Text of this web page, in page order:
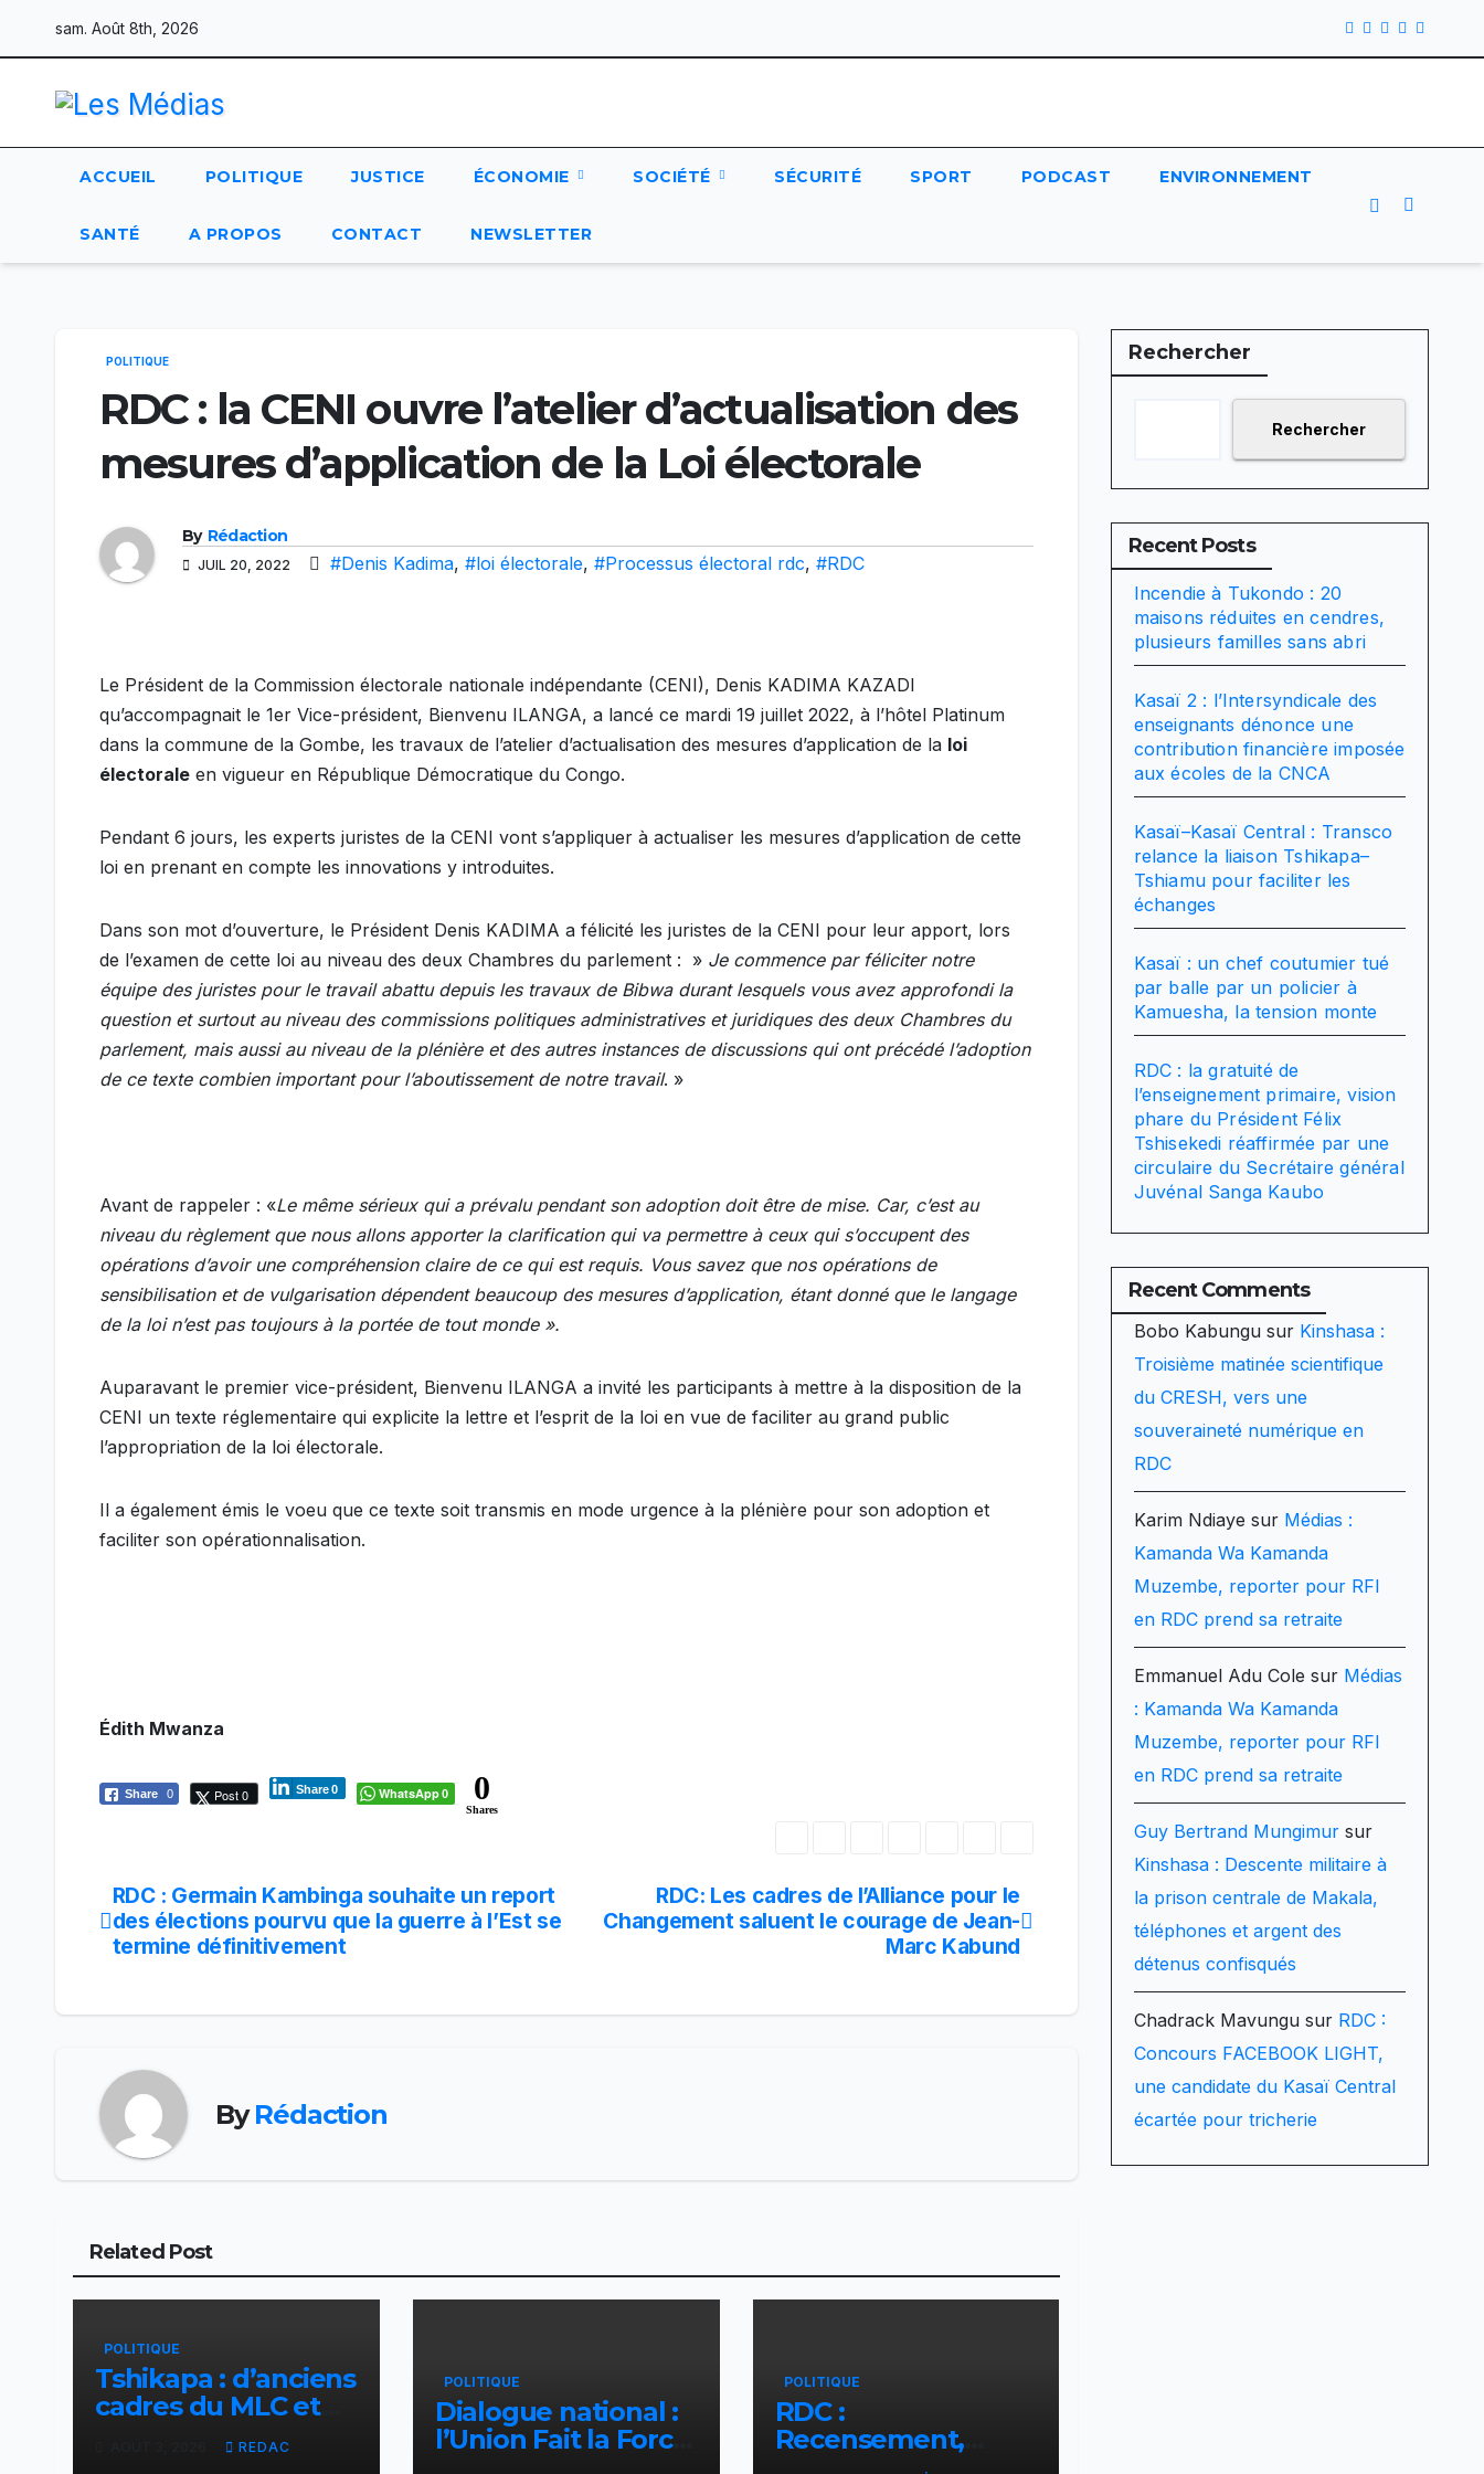
sam. Août 8th, 2026
ACCUEIL POLITIQUE JUSTICE ÉCONOMIE SOCIÉTÉ SÉCURITÉ SPORT PODCAST ENVIRONNEMENT
SANTÉ A PROPOS CONTACT NEWSLETTER
POLITIQUE
RDC : la CENI ouvre l’atelier d’actualisation des
mesures d’application de la Loi électorale
By Rédaction
JUIL 20, 2022 #Denis Kadima, #loi électorale, #Processus électoral rdc, #RDC
Le Président de la Commission électorale nationale indépendante (CENI), Denis KADIMA KAZADI
qu’accompagnait le 1er Vice-président, Bienvenu ILANGA, a lancé ce mardi 19 juillet 2022, à l’hôtel Platinum
dans la commune de la Gombe, les travaux de l’atelier d’actualisation des mesures d’application de la loi
électorale en vigueur en République Démocratique du Congo.
Pendant 6 jours, les experts juristes de la CENI vont s’appliquer à actualiser les mesures d’application de cette
loi en prenant en compte les innovations y introduites.
Dans son mot d’ouverture, le Président Denis KADIMA a félicité les juristes de la CENI pour leur apport, lors
de l’examen de cette loi au niveau des deux Chambres du parlement : » Je commence par féliciter notre
équipe des juristes pour le travail abattu depuis les travaux de Bibwa durant lesquels vous avez approfondi la
question et surtout au niveau des commissions politiques administratives et juridiques des deux Chambres du
parlement, mais aussi au niveau de la plénière et des autres instances de discussions qui ont précédé l’adoption
de ce texte combien important pour l’aboutissement de notre travail. »
Avant de rappeler : «Le même sérieux qui a prévalu pendant son adoption doit être de mise. Car, c’est au
niveau du règlement que nous allons apporter la clarification qui va permettre à ceux qui s’occupent des
opérations d’avoir une compréhension claire de ce qui est requis. Vous savez que nos opérations de
sensibilisation et de vulgarisation dépendent beaucoup des mesures d’application, étant donné que le langage
de la loi n’est pas toujours à la portée de tout monde ».
Auparavant le premier vice-président, Bienvenu ILANGA a invité les participants à mettre à la disposition de la
CENI un texte réglementaire qui explicite la lettre et l’esprit de la loi en vue de faciliter au grand public
l’appropriation de la loi électorale.
Il a également émis le voeu que ce texte soit transmis en mode urgence à la plénière pour son adoption et
faciliter son opérationnalisation.
Édith Mwanza
Share 0 Post 0 Share0 WhatsApp0 0
Shares
Navigation
de
RDC: Les cadres de l’Alliance pour le
Changement saluent le courage de Jean-
Marc Kabund
RDC : Germain Kambinga souhaite un report
des élections pourvu que la guerre à l’Est se
termine définitivement
ByRédaction
Related Post
POLITIQUE
Tshikapa : d’anciens
cadres du MLC et
de CAAC rallient la
Dynamique pour la
REDAC
POLITIQUE
Dialogue national :
l’Union Fait la Force
soutient l’initiative
POLITIQUE
RDC :
Recensement,
l’ONU rassure sur le
Rechercher
Rechercher
Recent Posts
Incendie à Tukondo : 20
maisons réduites en cendres,
plusieurs familles sans abri
Kasaï 2 : l’Intersyndicale des
enseignants dénonce une
contribution financière imposée
aux écoles de la CNCA
Kasaï–Kasaï Central : Transco
relance la liaison Tshikapa–
Tshiamu pour faciliter les
échanges
Kasaï : un chef coutumier tué
par balle par un policier à
Kamuesha, la tension monte
RDC : la gratuité de
l’enseignement primaire, vision
phare du Président Félix
Tshisekedi réaffirmée par une
circulaire du Secrétaire général
Juvénal Sanga Kaubo
Recent Comments
Bobo Kabungusur Kinshasa :
Troisième matinée scientifique
du CRESH, vers une
souveraineté numérique en
RDC
Karim Ndiaye sur Médias :
Kamanda Wa Kamanda
Muzembe, reporter pour RFI
en RDC prend sa retraite
Emmanuel Adu Cole sur Médias
: Kamanda Wa Kamanda
Muzembe, reporter pour RFI
en RDC prend sa retraite
Guy Bertrand Mungimursur
Kinshasa : Descente militaire à
la prison centrale de Makala,
téléphones et argent des
détenus confisqués
Chadrack Mavungusur RDC :
Concours FACEBOOK LIGHT,
une candidate du Kasaï Central
écartée pour tricherie